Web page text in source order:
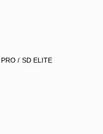
/ SD ELITE